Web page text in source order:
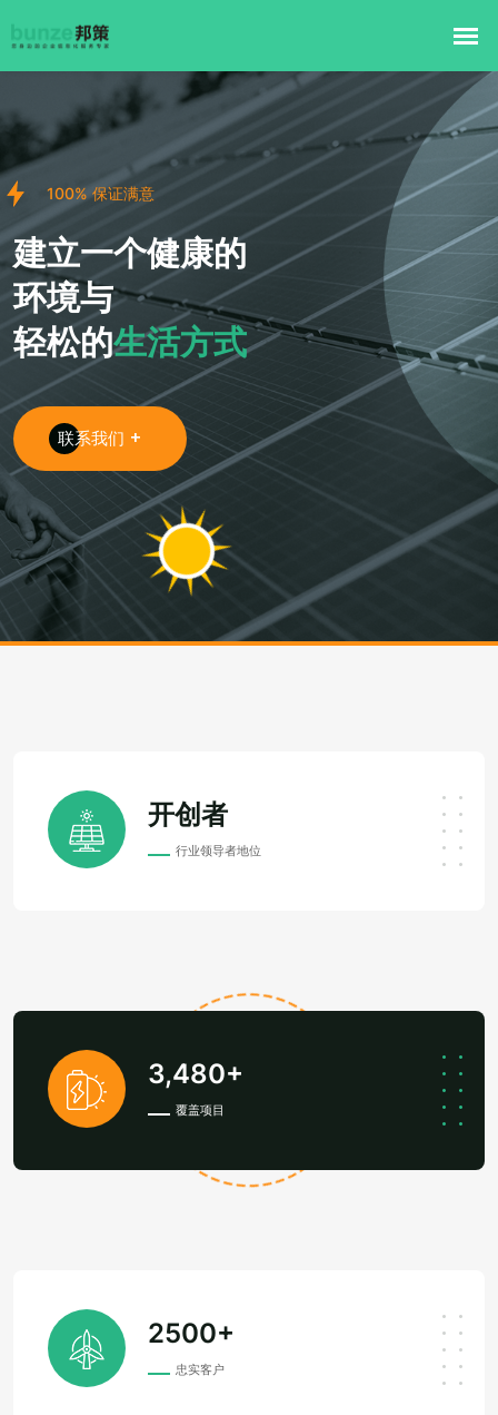
100% 保证满意
建立一个健康的
环境与
轻松的生活方式
联系我们 +
开创者
行业领导者地位
3,480+
覆盖项目
2500+
忠实客户